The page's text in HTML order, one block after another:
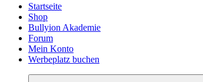
Startseite
Shop
Bullyion Akademie
Forum
Mein Konto
Werbeplatz buchen